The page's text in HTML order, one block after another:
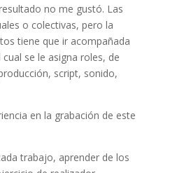
no me gustó. Las
o colectivas, pero la
tiene que ir acompañada
se le asigna roles, de
script, sonido,
en la grabación de este
trabajo, aprender de los